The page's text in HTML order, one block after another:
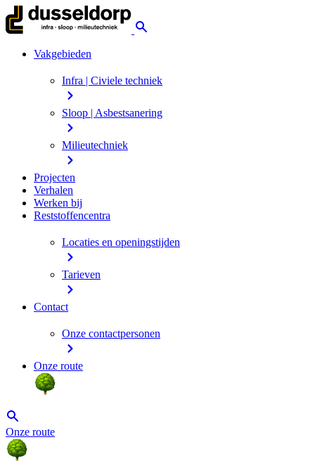
Vakgebieden
Infra | Civiele techniek
Sloop | Asbestsanering
Milieutechniek
Projecten
Verhalen
Werken bij
Reststoffencentra
Locaties en openingstijden
Tarieven
Contact
Onze contactpersonen
Onze route
Onze route